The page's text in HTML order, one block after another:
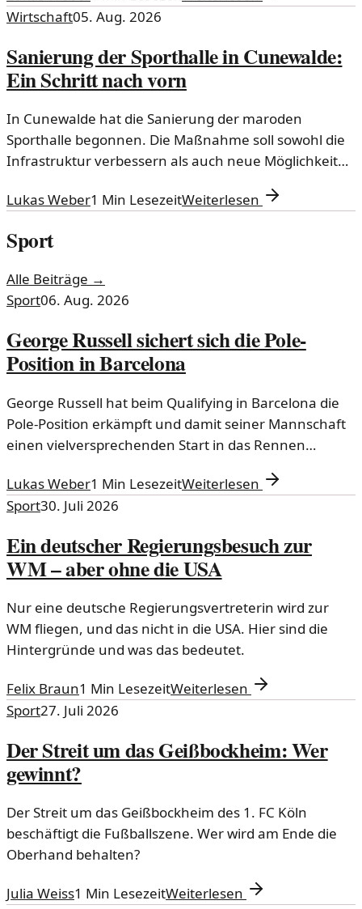
Wirtschaft05. Aug. 2026
Sanierung der Sporthalle in Cunewalde:
Ein Schritt nach vorn
In Cunewalde hat die Sanierung der maroden
Sporthalle begonnen. Die Maßnahme soll sowohl die
Infrastruktur verbessern als auch neue Möglichkeiten
Lukas Weber1 Min LesezeitWeiterlesen
Sport
Alle Beiträge →
Sport06. Aug. 2026
George Russell sichert sich die Pole-
Position in Barcelona
George Russell hat beim Qualifying in Barcelona die
Pole-Position erkämpft und damit seiner Mannschaft
einen vielversprechenden Start in das Rennen
sich der britische Fahrer gegen seine Konkurrenten
durch und zeigte beeindruckende Leistungen.
Lukas Weber1 Min LesezeitWeiterlesen
Sport30. Juli 2026
Ein deutscher Regierungsbesuch zur
WM – aber ohne die USA
Nur eine deutsche Regierungsvertreterin wird zur
WM fliegen, und das nicht in die USA. Hier sind die
Hintergründe und was das bedeutet.
Felix Braun1 Min LesezeitWeiterlesen
Sport27. Juli 2026
Der Streit um das Geißbockheim: Wer
gewinnt?
Der Streit um das Geißbockheim des 1. FC Köln
beschäftigt die Fußballszene. Wer wird am Ende die
Oberhand behalten?
Julia Weiss1 Min LesezeitWeiterlesen